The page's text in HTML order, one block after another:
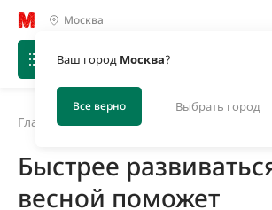
Москва
Ваш город Москва?
Все верно Выбрать город
Главная Быстрее
Быстрее
весной поможет